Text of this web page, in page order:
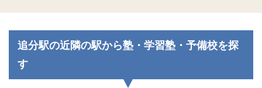
追分駅の近隣の駅から塾・学習塾・予備校を探
す